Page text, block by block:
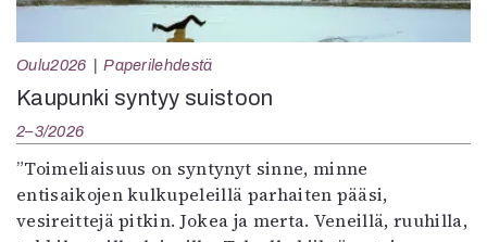
Oulu2026 Paperilehdestä
Kaupunki syntyy suistoon
2–3/2026
”Toimeliaisuus on syntynyt sinne, minne
entisaikojen kulkupeleillä parhaiten pääsi,
vesireittejä pitkin. Jokea ja merta. Veneillä, ruuhilla,